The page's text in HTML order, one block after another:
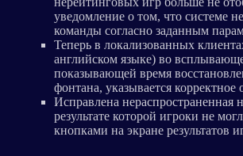
уведомление о том, что системе
команды согласно заданным
Теперь в локализованных
английском языке) во
показывающей время
фонтана, указывается корректное
Исправлена нераспространенная
результате которой игроки не
кнопками на экране результатов